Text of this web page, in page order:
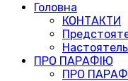
Головна
КОНТАКТИ
Настоятель
ПРО ПАРАФІЮ
ПРО